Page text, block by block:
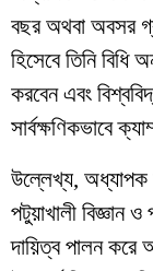
বছর অথবা অবসর
হিসেবে তিনি
করবেন এবং
সার্বক্ষণিকভাবে
উল্লেখ্য, অধ্যাপক
পটুয়াখালী বিজ্ঞান
দায়িত্ব পালন করে